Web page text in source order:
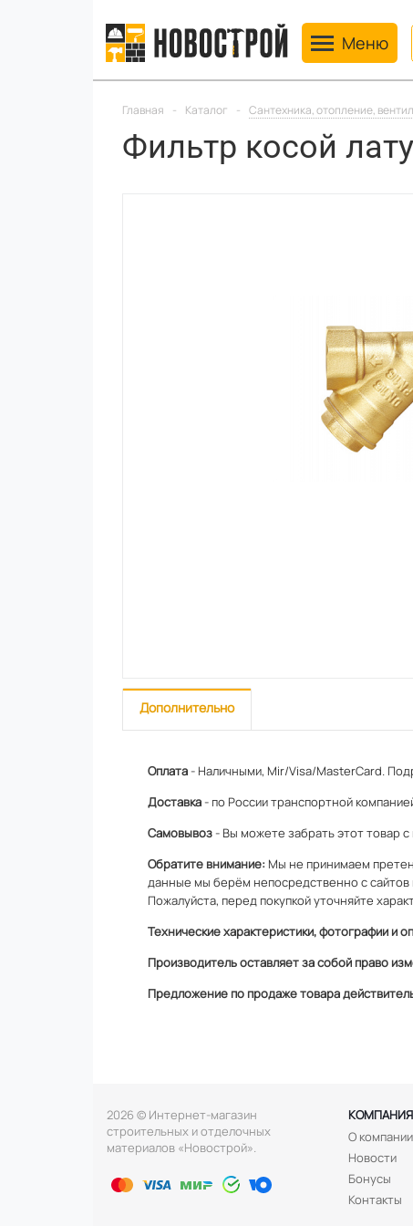
ToggleМеню
Главная - Каталог - Сантехника, отопление,
Фильтр косой
Дополнительно
Оплата- Наличными, Mir/Visa/MasterCard.
Доставка- по России транспортной
Самовывоз- Вы можете забрать этот товар
Обратите внимание: Мы не принимаем
данные мы берём непосредственно с
Пожалуйста, перед покупкой уточняйте
Технические характеристики, фотографии и
Производитель оставляет за собой право
Предложение по продаже товара
2026 © Интернет-магазин
строительных и отделочных
материалов «Новострой».
КОМПАНИЯ
О компании
Новости
Бонусы
Контакты